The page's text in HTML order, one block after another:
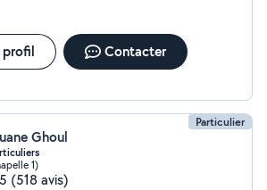
profil Contacter
Particulier
Ghoul
1)
(518 avis)